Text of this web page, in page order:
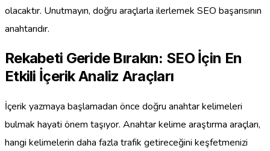
olacaktır. Unutmayın, doğru araçlarla ilerlemek SEO başarısının
anahtarıdır.
Rekabeti Geride Bırakın: SEO İçin En
Etkili İçerik Analiz Araçları
İçerik yazmaya başlamadan önce doğru anahtar kelimeleri
bulmak hayati önem taşıyor. Anahtar kelime araştırma araçları,
hangi kelimelerin daha fazla trafik getireceğini keşfetmenizi